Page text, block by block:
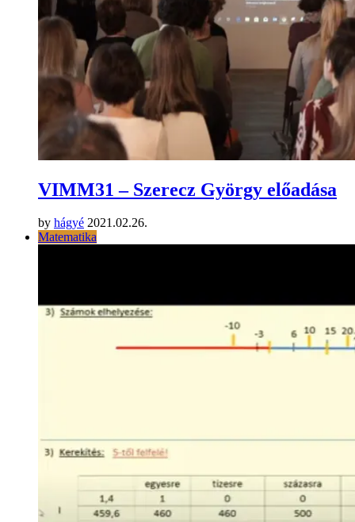
VIMM31 – Szerecz György előadása
by hágyé 2021.02.26.
Matematika